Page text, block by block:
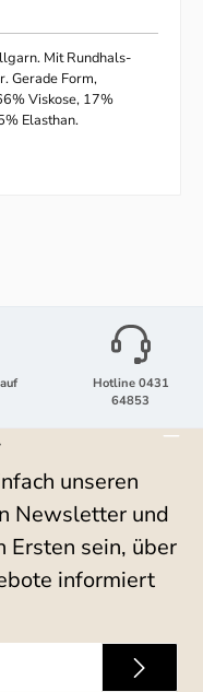
Mit Rundhals-
Gerade Form,
Viskose, 17%
Elasthan.
Hotline 0431
64853
unseren
Newsletter und
Ersten sein, über
informiert